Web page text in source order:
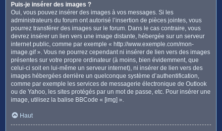
Puis-je insérer des images ?
Oui, vous pouvez insérer des images à vos messages. Si les
administrateurs du forum ont autorisé l’insertion de pièces jointes, vous
pourrez transférer des images sur le forum. Dans le cas contraire, vous
devrez insérer un lien vers une image distante, hébergée sur un serveur
internet public, comme par exemple « http://www.exemple.com/mon-
image.gif ». Vous ne pourrez cependant ni insérer de lien vers des images
présentes sur votre propre ordinateur (à moins, bien évidemment, que
celui-ci soit en lui-même un serveur internet), ni insérer de lien vers des
images hébergées derrière un quelconque système d’authentification,
comme par exemple les services de messagerie électronique de Outlook
ou de Yahoo, les sites protégés par un mot de passe, etc. Pour insérer une
image, utilisez la balise BBCode « [img] ».
Haut